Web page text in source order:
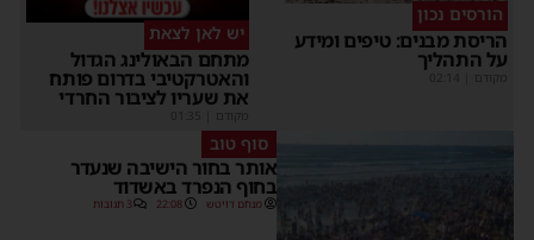
הורסים נכון
הריסת מבנים: טיפים ומידע
על התהליך
מקודם
יש לאן לצאת
מתחם הבאולינג הגדול
והאטרקטיבי בדרום פותח
את שעריו לציבור החרדי
מקודם
סוף טוב
אותר בחור הישיבה שנעדר
בחוף הנפרד באשדוד
מנחם דויטש 22:08 3 תגובות